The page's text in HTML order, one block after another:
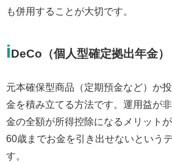
も併用することが大切です。
i DeCo（個人型確定拠出年金）
元本確保型商品（定期預金など）か
金を積み立てる方法です。運用益が
金の全額が所得控除になるメリット
60歳までお金を引き出せないという
す。